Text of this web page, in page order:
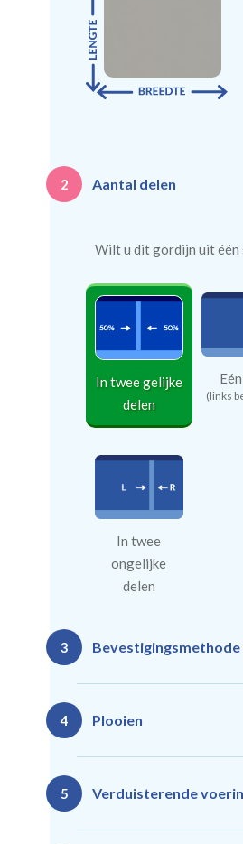
2 Aantal delen
Wilt u dit gordijn uit één
In twee gelijke
delen
(links
In twee
ongelijke
delen
3 Bevestigingsmethode
Rails
4 Plooien
5 Verduisterende